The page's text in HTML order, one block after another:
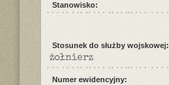
Stanowisko:
Stosunek do służby wojskowej:
żołnierz
Numer ewidencyjny: